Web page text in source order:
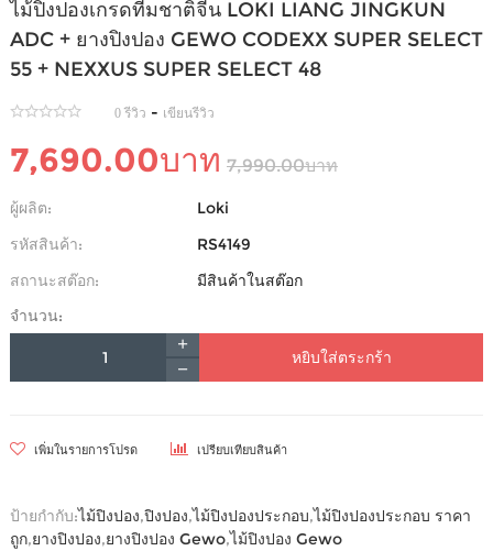
ไม้ปิงปองเกรดทีมชาติจีน LOKI LIANG JINGKUN
ADC + ยางปิงปอง GEWO CODEXX SUPER SELECT
55 + NEXXUS SUPER SELECT 48
0 รีวิว - เขียนรีวิว
7,690.00บาท 7,990.00บาท
ผู้ผลิต:
Loki
รหัสสินค้า:
RS4149
สถานะสต๊อก:
มีสินค้าในสต๊อก
จำนวน:
หยิบใส่ตระกร้า
เพิ่มในรายการโปรด เปรียบเทียบสินค้า
ป้ายกำกับ:ไม้ปิงปอง,ปิงปอง,ไม้ปิงปองประกอบ,ไม้ปิงปองประกอบ ราคา
ถูก,ยางปิงปอง,ยางปิงปอง Gewo,ไม้ปิงปอง Gewo